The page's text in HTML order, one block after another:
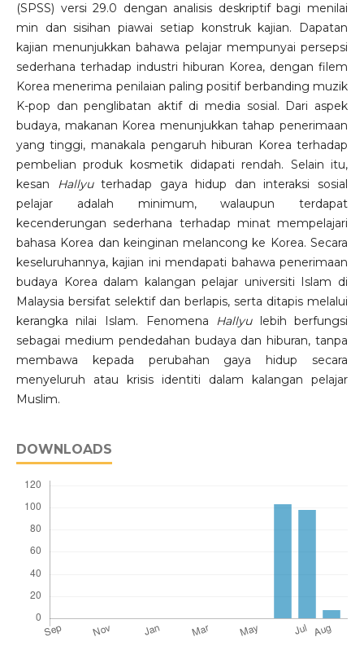
(SPSS) versi 29.0 dengan analisis deskriptif bagi menilai
min dan sisihan piawai setiap konstruk kajian. Dapatan
kajian menunjukkan bahawa pelajar mempunyai persepsi
sederhana terhadap industri hiburan Korea, dengan filem
Korea menerima penilaian paling positif berbanding muzik
K-pop dan penglibatan aktif di media sosial. Dari aspek
budaya, makanan Korea menunjukkan tahap penerimaan
yang tinggi, manakala pengaruh hiburan Korea terhadap
pembelian produk kosmetik didapati rendah. Selain itu,
kesan Hallyuterhadap gaya hidup dan interaksi sosial
pelajar adalah minimum, walaupun terdapat
kecenderungan sederhana terhadap minat mempelajari
bahasa Korea dan keinginan melancong ke Korea. Secara
keseluruhannya, kajian ini mendapati bahawa penerimaan
budaya Korea dalam kalangan pelajar universiti Islam di
Malaysia bersifat selektif dan berlapis, serta ditapis melalui
kerangka nilai Islam. Fenomena Hallyulebih berfungsi
sebagai medium pendedahan budaya dan hiburan, tanpa
membawa kepada perubahan gaya hidup secara
menyeluruh atau krisis identiti dalam kalangan pelajar
Muslim.
DOWNLOADS